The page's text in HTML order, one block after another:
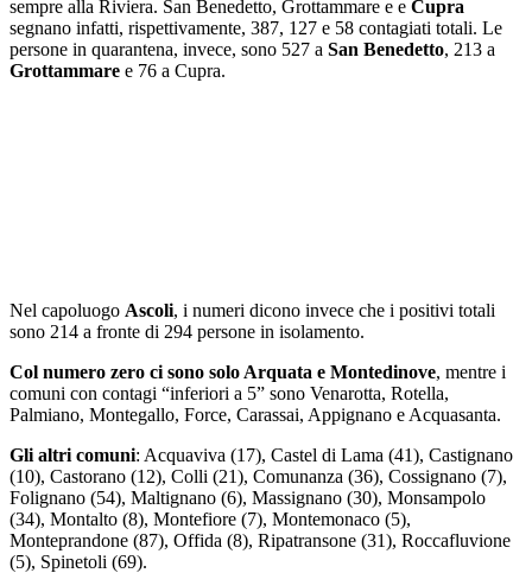
sempre alla Riviera. San Benedetto, Grottammare e e Cupra
segnano infatti, rispettivamente, 387, 127 e 58 contagiati totali. Le
persone in quarantena, invece, sono 527 a San Benedetto, 213 a
Grottammare e 76 a Cupra.
Nel capoluogo Ascoli, i numeri dicono invece che i positivi totali
sono 214 a fronte di 294 persone in isolamento.
Col numero zero ci sono solo Arquata e Montedinove, mentre i
comuni con contagi “inferiori a 5” sono Venarotta, Rotella,
Palmiano, Montegallo, Force, Carassai, Appignano e Acquasanta.
Gli altri comuni: Acquaviva (17), Castel di Lama (41), Castignano
(10), Castorano (12), Colli (21), Comunanza (36), Cossignano (7),
Folignano (54), Maltignano (6), Massignano (30), Monsampolo
(34), Montalto (8), Montefiore (7), Montemonaco (5),
Monteprandone (87), Offida (8), Ripatransone (31), Roccafluvione
(5), Spinetoli (69).